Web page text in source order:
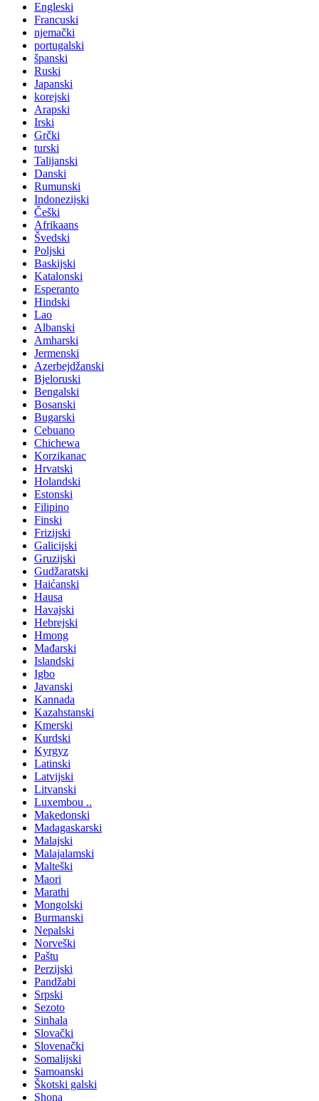
Engleski
Francuski
njemački
portugalski
španski
Ruski
Japanski
korejski
Arapski
Irski
Grčki
turski
Talijanski
Danski
Rumunski
Indonezijski
Češki
Afrikaans
Švedski
Poljski
Baskijski
Katalonski
Esperanto
Hindski
Lao
Albanski
Amharski
Jermenski
Azerbejdžanski
Bjeloruski
Bengalski
Bosanski
Bugarski
Cebuano
Chichewa
Korzikanac
Hrvatski
Holandski
Estonski
Filipino
Finski
Frizijski
Galicijski
Gruzijski
Gudžaratski
Haićanski
Hausa
Havajski
Hebrejski
Hmong
Mađarski
Islandski
Igbo
Javanski
Kannada
Kazahstanski
Kmerski
Kurdski
Kyrgyz
Latinski
Latvijski
Litvanski
Luxembou ..
Makedonski
Madagaskarski
Malajski
Malajalamski
Malteški
Maori
Marathi
Mongolski
Burmanski
Nepalski
Norveški
Paštu
Perzijski
Pandžabi
Srpski
Sezoto
Sinhala
Slovački
Slovenački
Somalijski
Samoanski
Škotski galski
Shona